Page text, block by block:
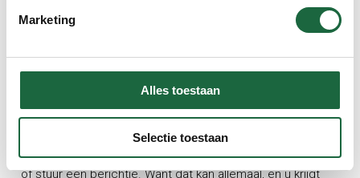
Marketing
Alles toestaan
Selectie toestaan
nu kiest voor de klassieke
Triphala Balans capsules of de
Bestel vandaag nog uw flacon Triphala. Wij zorgen voor
snelle verzending, een gratis proefmonster en indien
of stuur een berichtje. Want dat kan allemaal, en u krijgt